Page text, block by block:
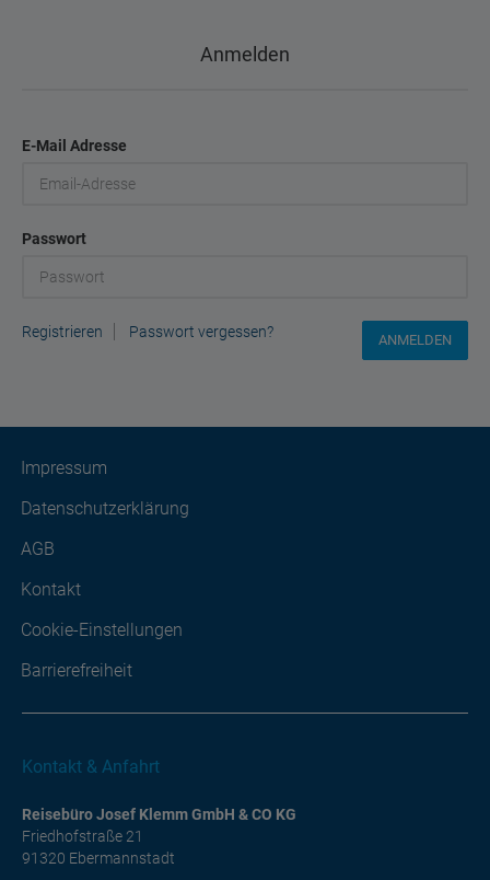
Anmelden
E-Mail Adresse
Passwort
Registrieren Passwort vergessen?
Impressum
Datenschutzerklärung
AGB
Kontakt
Cookie-Einstellungen
Barrierefreiheit
Kontakt & Anfahrt
Reisebüro Josef Klemm GmbH & CO KG
Friedhofstraße 21
91320 Ebermannstadt